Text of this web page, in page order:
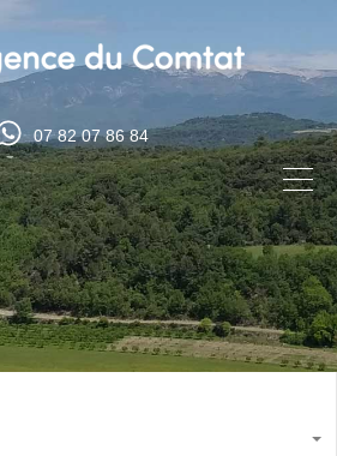
07 82 07 86 84